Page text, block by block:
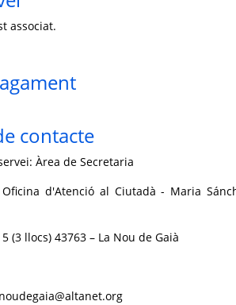
associat.
contacte
Àrea de Secretaria
Oficina d'Atenció al Ciutadà - Maria
(3 llocs) 43763 – La Nou de Gaià